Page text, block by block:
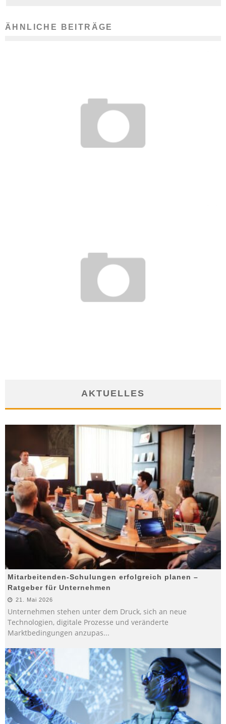
ÄHNLICHE BEITRÄGE
AKTUELLES
Mitarbeitenden-Schulungen erfolgreich planen –
Ratgeber für Unternehmen
21. Mai 2026
Unternehmen stehen unter dem Druck, sich an neue
Technologien, digitale Prozesse und veränderte
Marktbedingungen anzupas...